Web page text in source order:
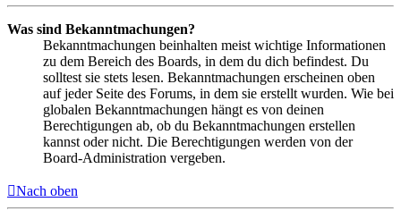
Was sind Bekanntmachungen?
Bekanntmachungen beinhalten meist wichtige Informationen
zu dem Bereich des Boards, in dem du dich befindest. Du
solltest sie stets lesen. Bekanntmachungen erscheinen oben
auf jeder Seite des Forums, in dem sie erstellt wurden. Wie bei
globalen Bekanntmachungen hängt es von deinen
Berechtigungen ab, ob du Bekanntmachungen erstellen
kannst oder nicht. Die Berechtigungen werden von der
Board-Administration vergeben.
Nach oben